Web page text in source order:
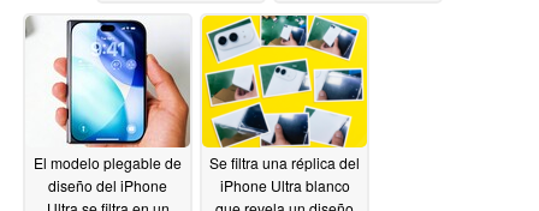
El modelo plegable de
diseño del iPhone
Se filtra una réplica del
iPhone Ultra blanco